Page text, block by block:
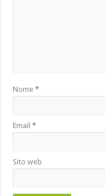
Nome*
Email*
Sito web